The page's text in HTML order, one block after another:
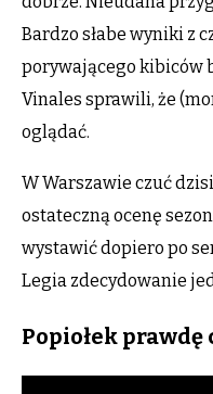
Bardzo słabe wyniki z
porywającego kibiców
Vinales sprawili, że
oglądać.
W Warszawie czuć
ostateczną ocenę
wystawić dopiero po
Legia zdecydowanie
Popiołek prawdę